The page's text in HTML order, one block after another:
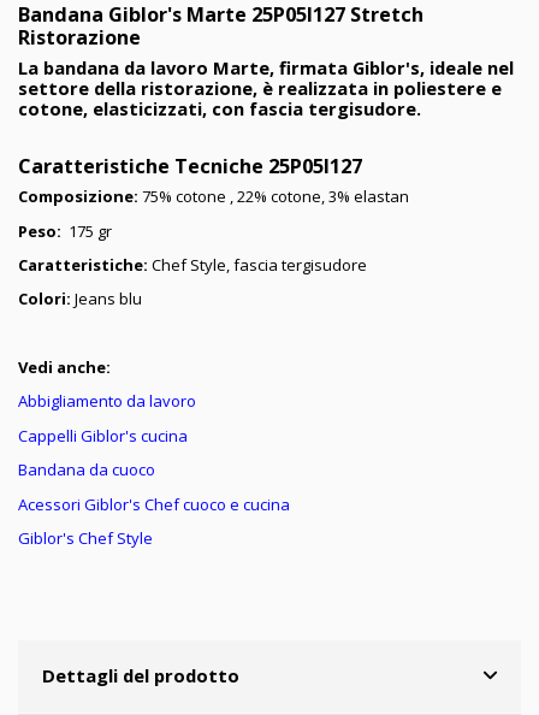
Bandana Giblor's Marte 25P05I127 Stretch
Ristorazione
La bandana da lavoro Marte, firmata Giblor's, ideale nel
settore della ristorazione, è realizzata in poliestere e
cotone, elasticizzati, con fascia tergisudore.
Caratteristiche Tecniche 25P05I127
Composizione: 75% cotone , 22% cotone, 3% elastan
Peso: 175 gr
Caratteristiche: Chef Style, fascia tergisudore
Colori: Jeans blu
Vedi anche:
Abbigliamento da lavoro
Cappelli Giblor's cucina
Bandana da cuoco
Acessori Giblor's Chef cuoco e cucina
Giblor's Chef Style
Dettagli del prodotto